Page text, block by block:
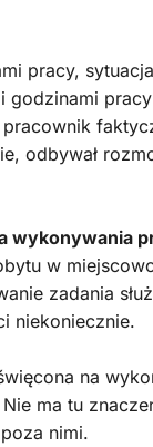
pracy,
godzinami
odbywał
wykonywania
w
zadania
niekoniecznie.
na
ma tu
nimi.